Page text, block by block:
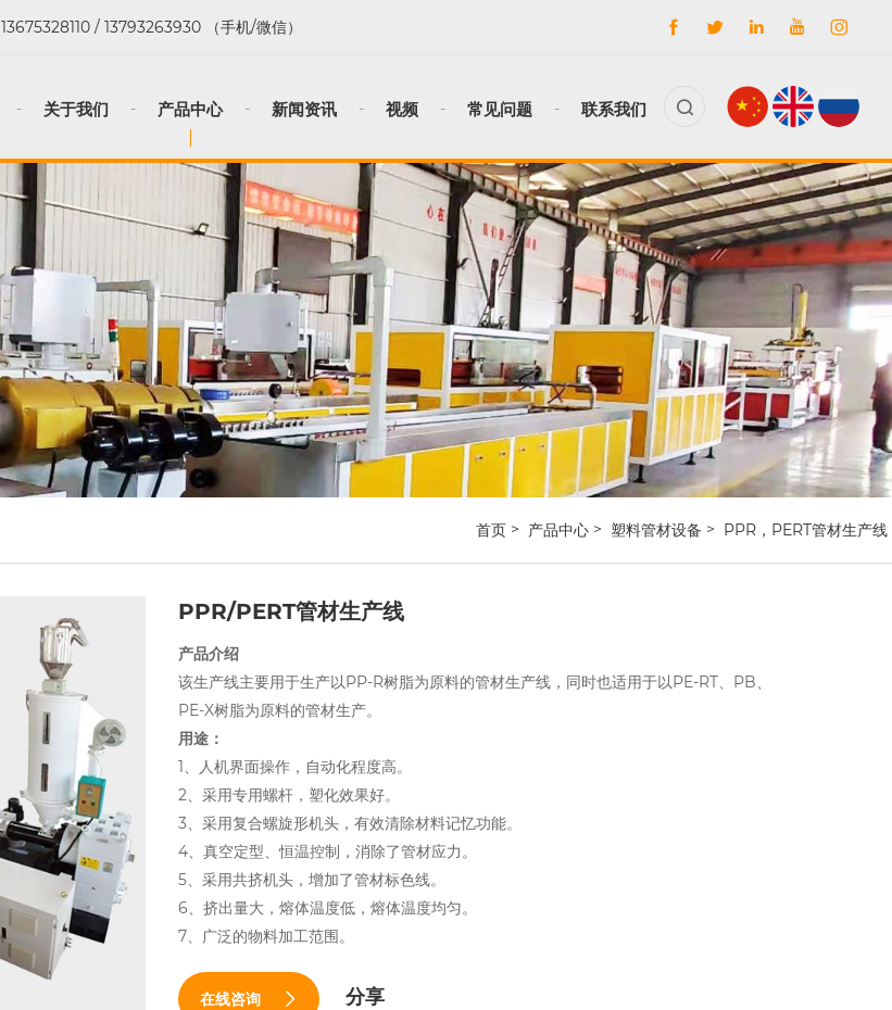
13675328110/ 13793263930（手机/微信）
关于我们 产品中心 新闻资讯 视频 常见问题 联系我们
首页 产品中心 塑料管材设备 PPR，PERT管材生产线
PPR/PERT管材生产线
产品介绍
该生产线主要用于生产以PP-R树脂为原料的管材生产线，同时也适用于以PE-RT、PB、
PE-X树脂为原料的管材生产。
用途：
1、人机界面操作，自动化程度高。
2、采用专用螺杆，塑化效果好。
3、采用复合螺旋形机头，有效清除材料记忆功能。
4、真空定型、恒温控制，消除了管材应力。
5、采用共挤机头，增加了管材标色线。
6、挤出量大，熔体温度低，熔体温度均匀。
7、广泛的物料加工范围。
在线咨询 分享